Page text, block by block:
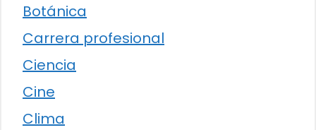
Botánica
Carrera profesional
Ciencia
Cine
Clima